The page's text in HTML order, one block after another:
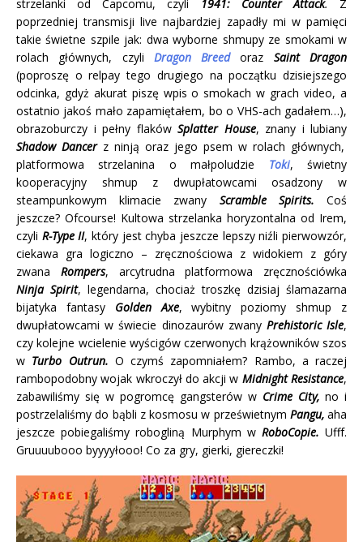
strzelanki od Capcomu, czyli
1941: Counter Attack. Z
poprzedniej transmisji live najbardziej zapadły mi w pamięci
takie świetne szpile jak: dwa wyborne shmupy ze smokami w
rolach głównych, czyli Dragon Breedoraz Saint Dragon
(poproszę o relpay tego drugiego na początku dzisiejszego
odcinka, gdyż akurat piszę wpis o smokach w grach video, a
ostatnio jakoś mało zapamiętałem, bo o VHS-ach gadałem…),
obrazoburczy i pełny flaków Splatter House, znany i lubiany
Shadow Dancerz ninją oraz jego psem w rolach głównych,
platformowa strzelanina o małpoludzie Toki, świetny
kooperacyjny shmup z dwupłatowcami osadzony w
steampunkowym klimacie zwany Scramble Spirits.Coś
jeszcze? Ofcourse! Kultowa strzelanka horyzontalna od Irem,
czyli R-Type II, który jest chyba jeszcze lepszy niźli pierwowzór,
ciekawa gra logiczno – zręcznościowa z widokiem z góry
zwana Rompers, arcytrudna platformowa zręcznościówka
Ninja Spirit, legendarna, chociaż troszkę dzisiaj ślamazarna
bijatyka fantasy Golden Axe, wybitny poziomy shmup z
dwupłatowcami w świecie dinozaurów zwany Prehistoric Isle,
czy kolejne wcielenie wyścigów czerwonych krążowników szos
w Turbo Outrun. O czymś zapomniałem? Rambo, a raczej
rambopodobny wojak wkroczył do akcji w Midnight Resistance,
zabawiliśmy się w pogromcę gangsterów w Crime City, no i
postrzelaliśmy do bąbli z kosmosu w prześwietnym Pangu, aha
jeszcze pobiegaliśmy robogliną Murphym w RoboCopie. Ufff.
Gruuuubooo byyyyłooo! Co za gry, gierki, giereczki!